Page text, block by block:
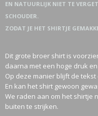
EN NATUURLIJK NIET TE
SCHOUDER.
ZODAT JE HET SHIRTJE
Dit grote broer shirt is
daarna met een hoge druk
Op deze manier blijft de
En kan het shirt gewoon
We raden aan om het shirtje
buiten te strijken.